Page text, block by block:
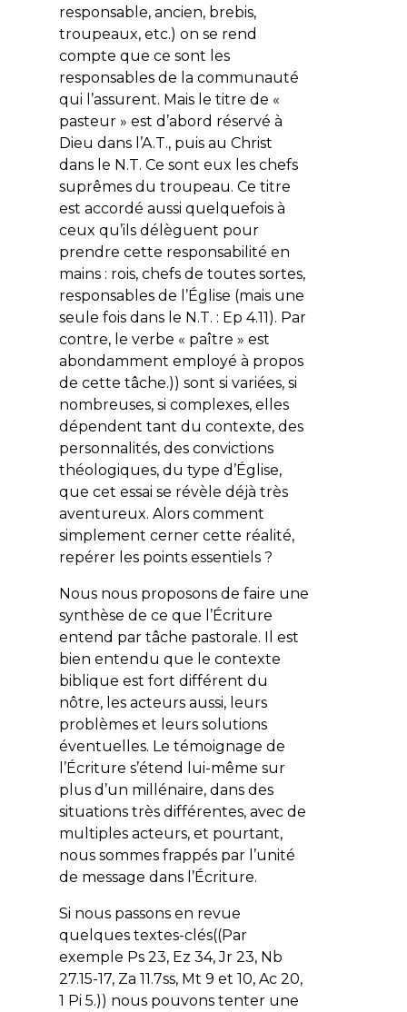
responsable, ancien, brebis,
troupeaux, etc.) on se rend
compte que ce sont les
responsables de la communauté
qui l’assurent. Mais le titre de «
pasteur » est d’abord réservé à
Dieu dans l’A.T., puis au Christ
dans le N.T. Ce sont eux les chefs
suprêmes du troupeau. Ce titre
est accordé aussi quelquefois à
ceux qu’ils délèguent pour
prendre cette responsabilité en
mains : rois, chefs de toutes sortes,
responsables de l’Église (mais une
seule fois dans le N.T. : Ep 4.11). Par
contre, le verbe « paître » est
abondamment employé à propos
de cette tâche.)) sont si variées, si
nombreuses, si complexes, elles
dépendent tant du contexte, des
personnalités, des convictions
théologiques, du type d’Église,
que cet essai se révèle déjà très
aventureux. Alors comment
simplement cerner cette réalité,
repérer les points essentiels ?
Nous nous proposons de faire une
synthèse de ce que l’Écriture
entend par tâche pastorale. Il est
bien entendu que le contexte
biblique est fort différent du
nôtre, les acteurs aussi, leurs
problèmes et leurs solutions
éventuelles. Le témoignage de
l’Écriture s’étend lui-même sur
plus d’un millénaire, dans des
situations très différentes, avec de
multiples acteurs, et pourtant,
nous sommes frappés par l’unité
de message dans l’Écriture.
Si nous passons en revue
quelques textes-clés((Par
exemple Ps 23, Ez 34, Jr 23, Nb
27.15-17, Za 11.7ss, Mt 9 et 10, Ac 20,
1 Pi 5.)) nous pouvons tenter une